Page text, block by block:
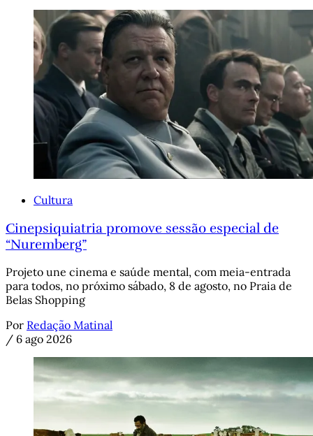
Cultura
Cinepsiquiatria promove sessão especial de
“Nuremberg”
Projeto une cinema e saúde mental, com meia-entrada
para todos, no próximo sábado, 8 de agosto, no Praia de
Belas Shopping
Por Redação Matinal
/ 6 ago 2026